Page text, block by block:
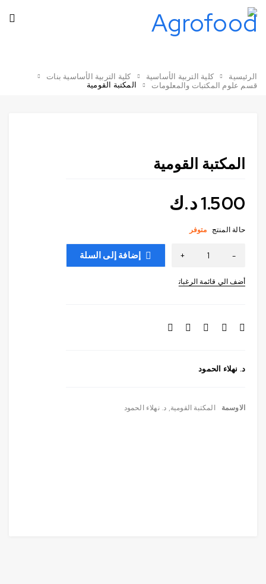
الرئيسية كلية التربية الأساسية
كلية التربية الأساسية بنات
قسم علوم المكتبات والمعلومات
المكتبة القومية
المكتبة القومية
د. نهلاء الحمود
1.500د.ك
حالة المنتج متوفر
إضافة إلى السلة
الاوسمة المكتبة القومية, د. نهلاء الحمود